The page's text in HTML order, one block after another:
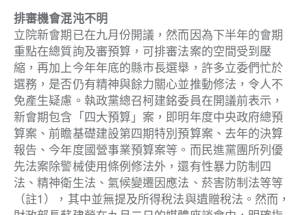
排審機會混沌不明
立院新會期已在九月份開議，然而因為下半年的會期
重點在總質詢及審預算，可排審法案的空間受到壓
縮，再加上今年年底的縣市長選舉，許多立委們忙於
選務，是否仍有精神與餘力關心並推動修法，令人不
免產生疑慮。執政黨總召柯建銘委員在開議前表示，
新會期包含「四大預算」案，即明年度中央政府總預
算案、前瞻基礎建設第四期特別預算案、去年的決算
報告、今年度國營事業預算案等。而民進黨團所列優
先法案除警械使用條例修法外，還有性暴力防制四
法、精神衛生法、氣候變遷因應法、菸害防制法等等
（註1）
，其中並無提及所得稅法與遺贈稅法。然而，